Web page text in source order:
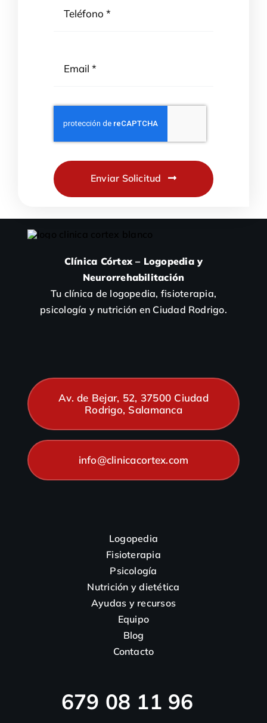
Enviar Solicitud
Clínica Córtex – Logopedia y
Neurorrehabilitación
Tu clínica de logopedia, fisioterapia,
psicología y nutrición en Ciudad Rodrigo.
Av. de Bejar, 52, 37500 Ciudad
Rodrigo, Salamanca
info@clinicacortex.com
Logopedia
Fisioterapia
Psicología
Nutrición y dietética
Ayudas y recursos
Equipo
Blog
Contacto
679 08 11 96